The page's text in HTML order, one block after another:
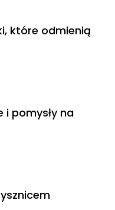
które odmienią
i pomysły na